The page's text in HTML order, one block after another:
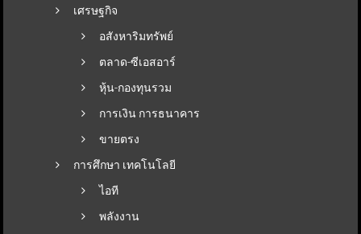
เศรษฐกิจ
อสังหาริมทรัพย์
ตลาด-ซีเอสอาร์
หุ้น-กองทุนรวม
การเงิน การธนาคาร
ขายตรง
การศึกษา เทคโนโลยี
ไอที
พลังงาน